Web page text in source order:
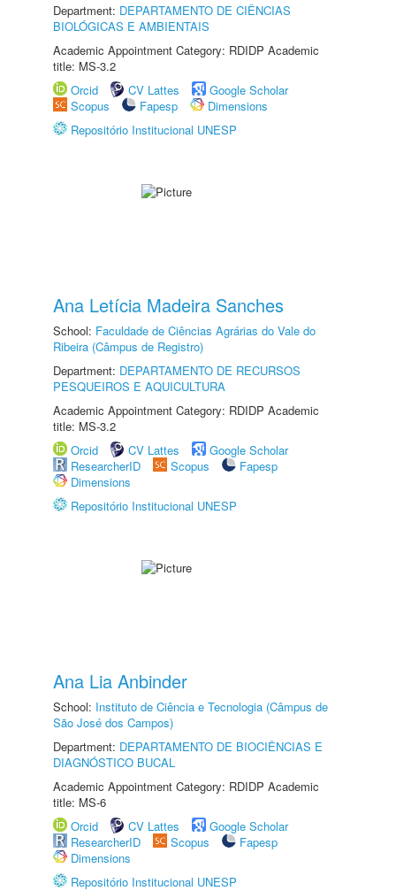
Department: DEPARTAMENTO DE CIÊNCIAS
BIOLÓGICAS E AMBIENTAIS
Academic Appointment Category: RDIDP Academic
title: MS-3.2
Orcid
CV Lattes
Google Scholar
Scopus
Fapesp
Dimensions
Repositório Institucional UNESP
Ana Letícia Madeira Sanches
School: Faculdade de Ciências Agrárias do Vale do
Ribeira (Câmpus de Registro)
Department: DEPARTAMENTO DE RECURSOS
PESQUEIROS E AQUICULTURA
Academic Appointment Category: RDIDP Academic
title: MS-3.2
Orcid
CV Lattes
Google Scholar
ResearcherID
Scopus
Fapesp
Dimensions
Repositório Institucional UNESP
Ana Lia Anbinder
School: Instituto de Ciência e Tecnologia (Câmpus de
São José dos Campos)
Department: DEPARTAMENTO DE BIOCIÊNCIAS E
DIAGNÓSTICO BUCAL
Academic Appointment Category: RDIDP Academic
title: MS-6
Orcid
CV Lattes
Google Scholar
ResearcherID
Scopus
Fapesp
Dimensions
Repositório Institucional UNESP